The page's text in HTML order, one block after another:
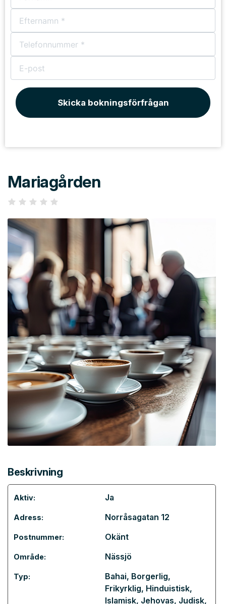
Skicka bokningsförfrågan
Mariagården
Beskrivning
Aktiv: Ja
Adress: Norråsagatan 12
Postnummer: Okänt
Område: Nässjö
Typ: Bahai, Borgerlig,
Frikyrklig, Hinduistisk,
Islamisk, Jehovas, Judisk,